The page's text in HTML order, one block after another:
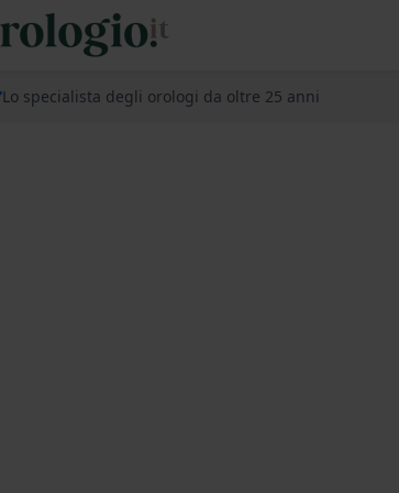
Lo specialista degli orologi da oltre 25 anni